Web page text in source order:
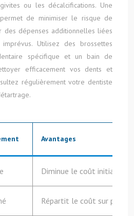
ou les décalcifications. Une
de minimiser le risque de
des dépenses additionnelles liées
Utilisez des brossettes
spécifique et un bain de
efficacement vos dents et
régulièrement votre dentiste
Avantages
Diminue le coût initial,
Répartit le coût sur